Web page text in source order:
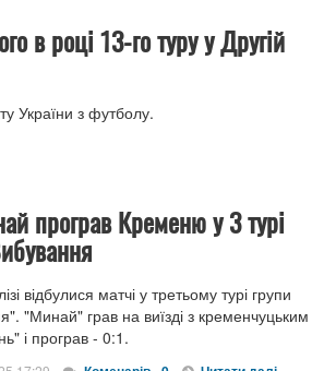
в році 13-го туру у Другій
України з футболу.
програв Кременю у 3 турі
відбулися матчі у третьому турі групи
"Минай" грав на виїзді з кременчуцьким
і програв - 0:1.